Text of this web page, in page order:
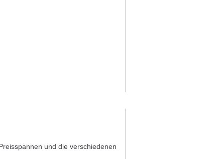
und die verschiedenen